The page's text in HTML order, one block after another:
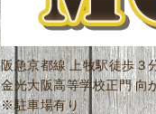
阪急京都線 上牧駅徒歩３
金光大阪高等学校正門 向
※駐車場有り